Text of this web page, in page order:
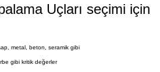
Uçları seçimi için
metal, beton, seramik gibi
gibi kritik değerler